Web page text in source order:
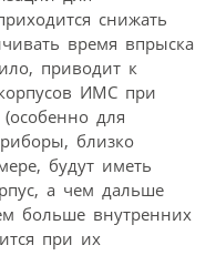
снижать
время впрыска
приводит к
ИМС при
для
близко
будут иметь
а чем дальше
больше внутренних
при их